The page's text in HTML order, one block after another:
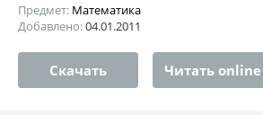
Предмет: Математика
Добавлено:04.01.2011
Скачать Читать online